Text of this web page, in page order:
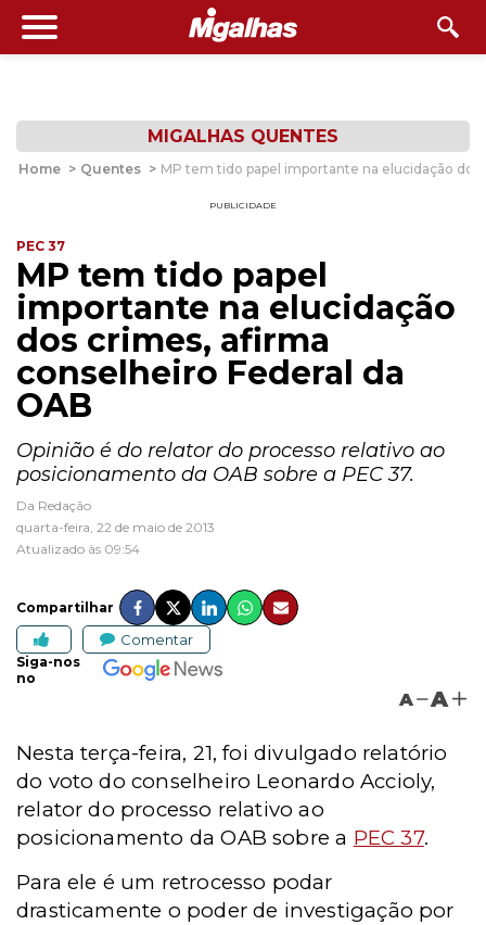
MIGALHAS QUENTES
Home > Quentes > MP tem tido papel importante na elucidação
PUBLICIDADE
PEC 37
MP tem tido papel
importante na elucidação
dos crimes, afirma
conselheiro Federal da
OAB
Opinião é do relator do processo relativo ao
posicionamento da OAB sobre a PEC 37.
Da Redação
quarta-feira, 22 de maio de 2013
Atualizado às 09:54
Compartilhar
Comentar
Siga-nos
no
A A
Nesta terça-feira, 21, foi divulgado relatório
do voto do conselheiro Leonardo Accioly,
relator do processo relativo ao
posicionamento da OAB sobre a PEC 37.
Para ele é um retrocesso podar
drasticamente o poder de investigação por